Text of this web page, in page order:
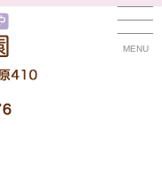
MENU